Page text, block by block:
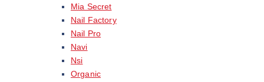
Mia Secret
Nail Factory
Nail Pro
Navi
Nsi
Organic